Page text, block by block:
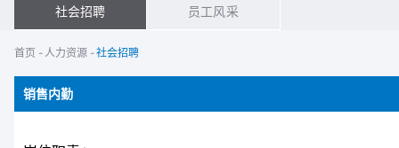
社会招聘 员工风采
首页 - 人力资源 -社会招聘
销售内勤